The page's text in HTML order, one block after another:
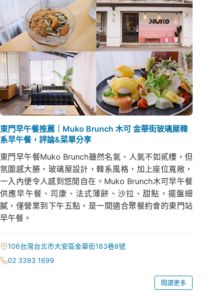
東門早午餐推薦｜Muko Brunch 木可 金華街玻璃屋韓
系早午餐，評論&菜單分享
東門早午餐Muko Brunch雖然名氣、人氣不如貳樓，但
氛圍感大勝，玻璃屋設計，韓系風格，加上座位寬敞，
一入內便令人感到悠閒自在。Muko Brunch木可早午餐
供應早午餐、司康、法式薄餅、沙拉、甜點，擺盤細
膩，僅營業到下午五點，是一間適合聚餐約會的東門站
早午餐。
106台灣台北市大安區金華街183巷8號
02 3393 1699
閱讀更多